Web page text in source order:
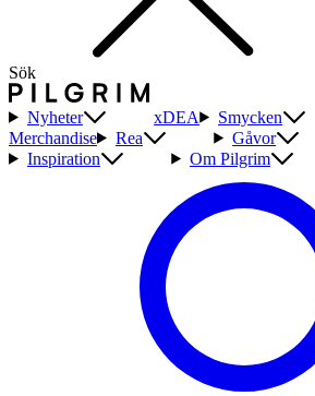
Sök
Nyheter xDEA Smycken
Merchandise
Rea
Gåvor
Inspiration
Om Pilgrim